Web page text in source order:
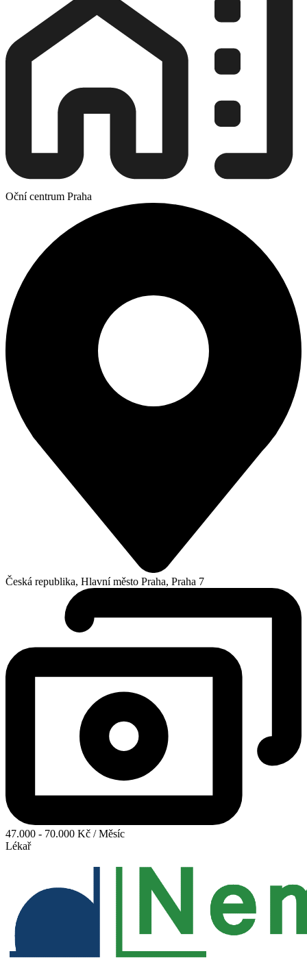
Oční centrum Praha
Česká republika, Hlavní město Praha, Praha 7
47.000 - 70.000 Kč / Měsíc
Lékař